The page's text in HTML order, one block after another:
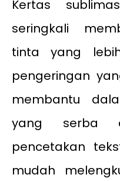
Kertas
seringkali
tinta yang
pengeringan
membantu
yang serba
pencetakan
mudah